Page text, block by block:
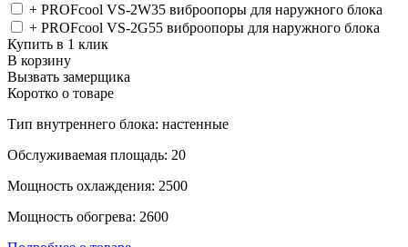
+ PROFcool VS-2W35 виброопоры для наружного блока
+ PROFcool VS-2G55 виброопоры для наружного блока
Купить в 1 клик
В корзину
Вызвать замерщика
Коротко о товаре
Тип внутреннего блока: настенные
Обслуживаемая площадь: 20
Мощность охлаждения: 2500
Мощность обогрева: 2600